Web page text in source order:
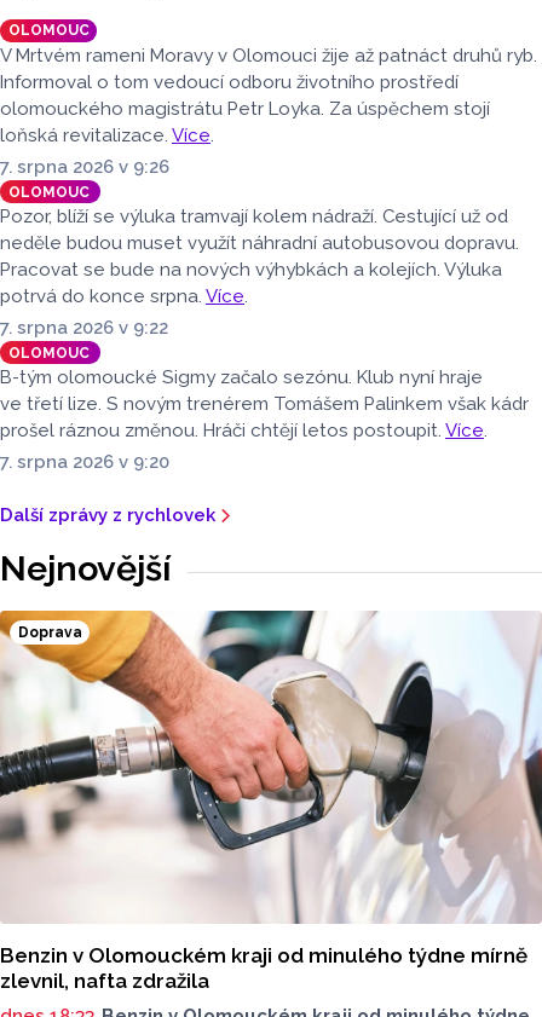
OLOMOUC
V Mrtvém rameni Moravy v Olomouci žije až patnáct druhů ryb.
Informoval o tom vedoucí odboru životního prostředí
olomouckého magistrátu Petr Loyka. Za úspěchem stojí
loňská revitalizace. Více.
7. srpna 2026 v 9:26
OLOMOUC
Pozor, blíží se výluka tramvají kolem nádraží. Cestující už od
neděle budou muset využít náhradní autobusovou dopravu.
Pracovat se bude na nových výhybkách a kolejích. Výluka
potrvá do konce srpna. Více.
7. srpna 2026 v 9:22
OLOMOUC
B-tým olomoucké Sigmy začalo sezónu. Klub nyní hraje
ve třetí lize. S novým trenérem Tomášem Palinkem však kádr
prošel ráznou změnou. Hráči chtějí letos postoupit. Více.
7. srpna 2026 v 9:20
Další zprávy z rychlovek
Nejnovější
Doprava
Benzin v Olomouckém kraji od minulého týdne mírně
zlevnil, nafta zdražila